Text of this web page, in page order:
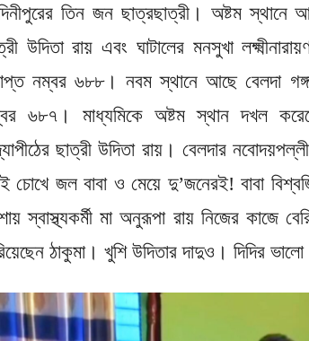
তিন জন ছাত্রছাত্রী। অষ্টম স্থানে
উদিতা রায় এবং ঘাটালের মনসুখা
নম্বর ৬৮৮। নবম স্থানে আছে বেলদা
৬৮৭। মাধ্যমিকে অষ্টম স্থান দখল করেছে
ছাত্রী উদিতা রায়। বেলদার
চোখে জল বাবা ও মেয়ে দু’জনেরই! বাবা
স্বাস্থ্যকর্মী মা অনুরূপা রায় নিজের কাজে
ঠাকুমা। খুশি উদিতার দাদুও। দিদির